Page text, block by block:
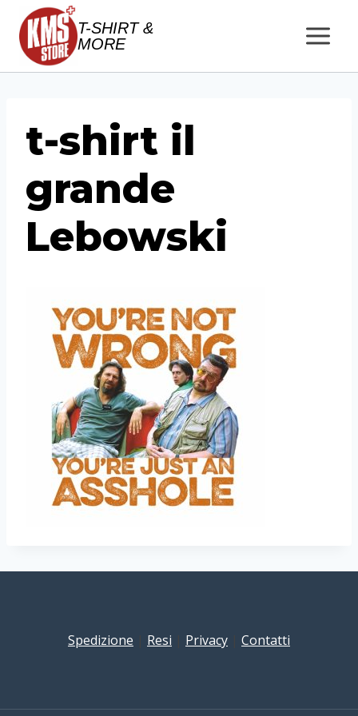
Salta
contenuto
T-SHIRT &
MORE
t-shirt il
grande
Lebowski
Spedizione Resi Privacy Contatti